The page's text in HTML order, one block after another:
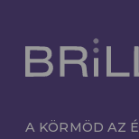
A KÖRMÖD AZ